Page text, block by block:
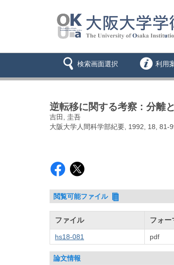
検索画面選択 利用
逆転移に関する考察 : 分離
吉田, 圭吾
大阪大学人間科学部紀要, 1992, 18, 81-
閲覧可能ファイル
ファイル フォー
hs18-081 pdf
論文情報